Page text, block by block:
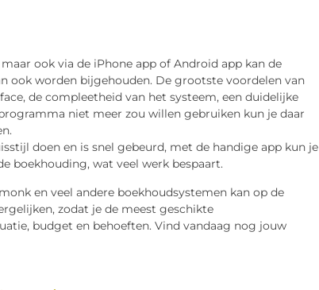
ook via de iPhone app of Android app kan de
ook worden bijgehouden. De grootste voordelen van
de compleetheid van het systeem, een duidelijke
niet meer zou willen gebruiken kun je daar
doen en is snel gebeurd, met de handige app kun je
boekhouding, wat veel werk bespaart.
en veel andere boekhoudsystemen kan op de
zodat je de meest geschikte
budget en behoeften. Vind vandaag nog jouw